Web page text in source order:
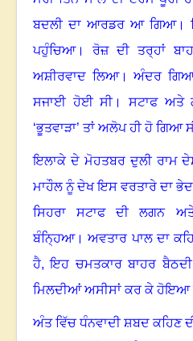
ਬਦਲੀ ਦਾ ਆਰਡਰ ਆ ਗਿਆ।
ਪਹੁੰਚਿਆ। ਰੋਜ਼ ਦੀ ਤਰ੍ਹਾਂ
ਅਸ਼ੀਰਵਾਦ ਲਿਆ।ਅੰਦਰ ਗਿਆ
ਸਜਾਈ ਹੋਈ ਸੀ। ਸਟਾਫ ਅਤੇ
‘ਭੂਤਵਾੜਾ’ ਤਾਂ ਅਲੋਪ ਹੀ ਹੋ ਗਿਆ
ਇਲਾਕੇ ਦੇ ਮੋਹਤਬਰ ਦੁਲੀ ਰਾਮ
ਮਾਹੌਲ ਨੂੰ ਦੇਖ ਇਸ ਵਰਤਾਰੇ ਦਾ ਭੇਦ
ਸਿਹਰਾ ਸਟਾਫ ਦੀ ਲਗਨ
ਬੰਨ੍ਹਿਆ।ਅਵਤਾਰ ਪਾਲ ਦਾ
ਹੈ, ਇਹ ਚਮਤਕਾਰ ਬਾਹਰ ਬੈਠਦੀ
ਮਿਲਦੀਆਂ ਅਸੀਸਾਂ ਕਰ ਕੇ ਹੋਇਆ
ਅੰਤ ਵਿੱਚ ਧੰਨਵਾਦੀ ਸ਼ਬਦ ਕਹਿਣ